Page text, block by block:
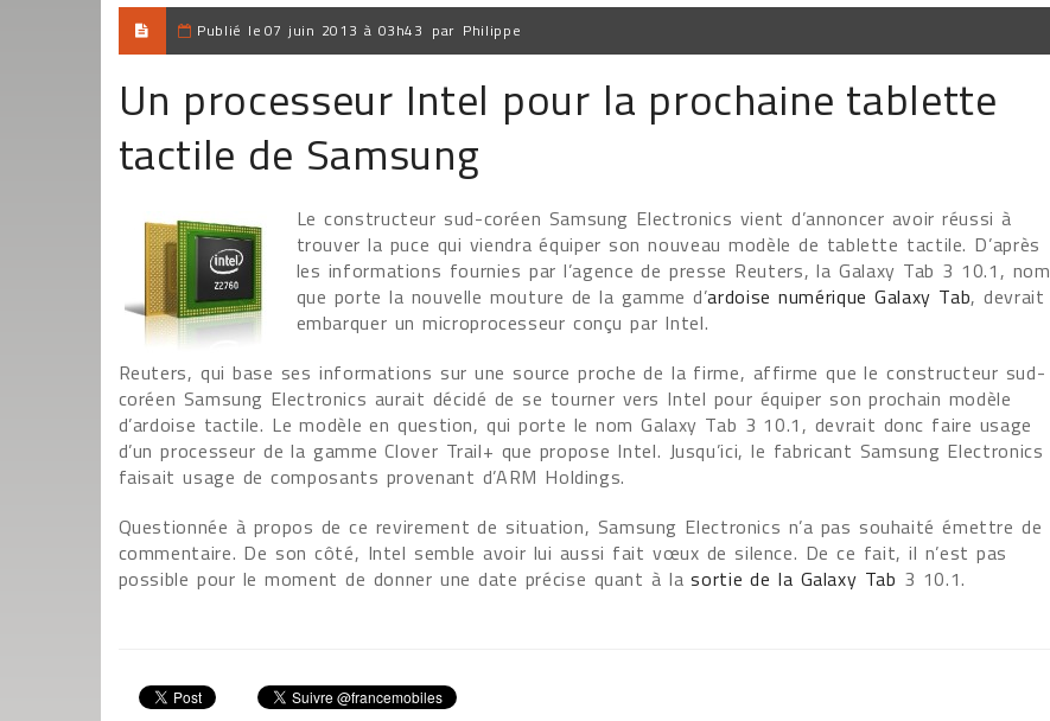
Publié le 07 juin 2013 à 03h43 par Philippe
Un processeur Intel pour la prochaine tablette
tactile de Samsung
Le constructeur sud-coréen Samsung Electronics vient d’annoncer avoir réussi à
trouver la puce qui viendra équiper son nouveau modèle de tablette tactile. D’après
les informations fournies par l’agence de presse Reuters, la Galaxy Tab 3 10.1, nom
que porte la nouvelle mouture de la gamme d’ardoise numérique Galaxy Tab, devrait
embarquer un microprocesseur conçu par Intel.
Reuters, qui base ses informations sur une source proche de la firme, affirme que le constructeur sud-
coréen Samsung Electronics aurait décidé de se tourner vers Intel pour équiper son prochain modèle
d’ardoise tactile. Le modèle en question, qui porte le nom Galaxy Tab 3 10.1, devrait donc faire usage
d’un processeur de la gamme Clover Trail+ que propose Intel. Jusqu’ici, le fabricant Samsung Electronics
faisait usage de composants provenant d’ARM Holdings.
Questionnée à propos de ce revirement de situation, Samsung Electronics n’a pas souhaité émettre de
commentaire. De son côté, Intel semble avoir lui aussi fait vœux de silence. De ce fait, il n’est pas
possible pour le moment de donner une date précise quant à lasortie de la Galaxy Tab 3 10.1.